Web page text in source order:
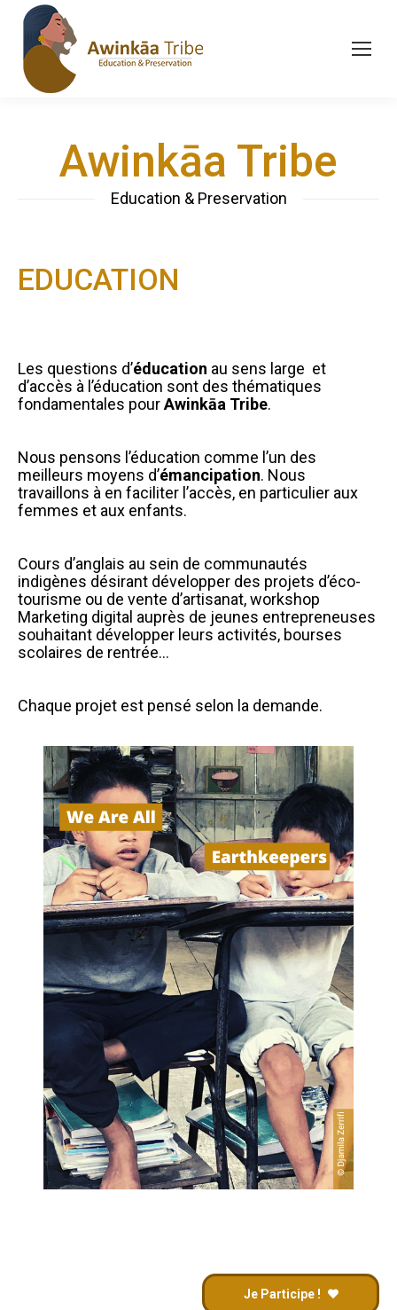
Awinkāa Tribe
Education & Preservation
EDUCATION
Les questions d’éducation au sens large et
d’accès à l’éducation sont des thématiques
fondamentales pourAwinkāa Tribe.
Nous pensons l’éducation comme l’un des
meilleurs moyens d’émancipation. Nous
travaillons à en faciliter l’accès, en particulier aux
femmes et aux enfants.
Cours d’anglais au sein de communautés
indigènes désirant développer des projets d’éco-
tourisme ou de vente d’artisanat, workshop
Marketing digital auprès de jeunes entrepreneuses
souhaitant développer leurs activités, bourses
scolaires de rentrée…
Chaque projet est pensé selon la demande.
Je Participe !